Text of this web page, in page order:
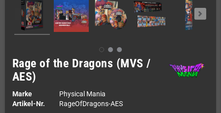
Rage of the Dragons (MVS /
AES)
Marke
Physical Mania
Artikel-Nr.
RageOfDragons-AES